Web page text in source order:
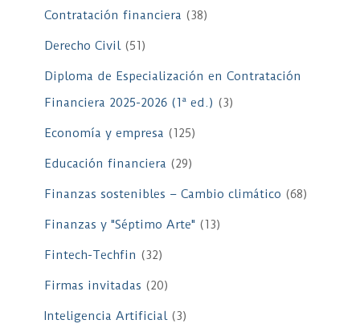
Contratación financiera (38)
Derecho Civil(51)
Diploma de Especialización en Contratación
Financiera 2025-2026 (1ª ed.) (3)
Economía y empresa (125)
Educación financiera (29)
Finanzas sostenibles – Cambio climático (68)
Finanzas y "Séptimo Arte" (13)
Fintech-Techfin (32)
Firmas invitadas (20)
Inteligencia Artificial(3)